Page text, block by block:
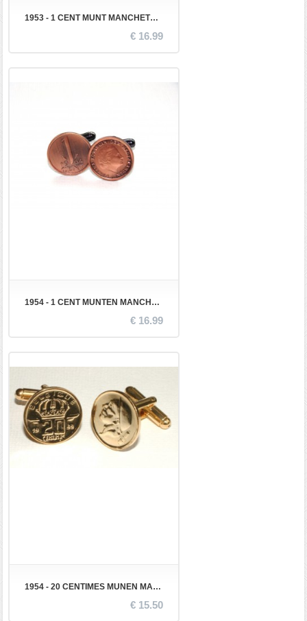
1953 - 1 CENT MUNT MANCHETKNOPEN
€ 16.99
1954 - 1 CENT MUNTEN MANCHETKNOPEN
€ 16.99
1954 - 20 CENTIMES MUNEN MANCHETKOPEN
€ 15.50